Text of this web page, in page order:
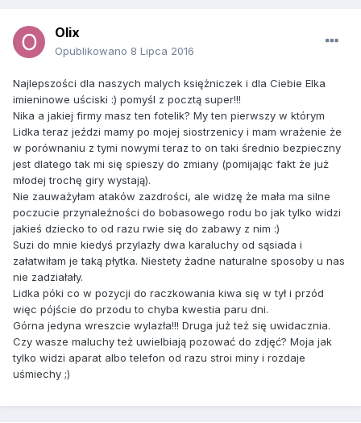
Olix
Opublikowano 8 Lipca 2016
Najlepszości dla naszych malych księżniczek i dla Ciebie Elka
imieninowe uściski :) pomyśl z pocztą super!!!
Nika a jakiej firmy masz ten fotelik? My ten pierwszy w którym
Lidka teraz jeździ mamy po mojej siostrzenicy i mam wrażenie że
w porównaniu z tymi nowymi teraz to on taki średnio bezpieczny
jest dlatego tak mi się spieszy do zmiany (pomijając fakt że już
młodej trochę giry wystają).
Nie zauważyłam ataków zazdrości, ale widzę że mała ma silne
poczucie przynależności do bobasowego rodu bo jak tylko widzi
jakieś dziecko to od razu rwie się do zabawy z nim :)
Suzi do mnie kiedyś przylazły dwa karaluchy od sąsiada i
załatwiłam je taką płytka. Niestety żadne naturalne sposoby u nas
nie zadziałały.
Lidka póki co w pozycji do raczkowania kiwa się w tył i przód
więc pójście do przodu to chyba kwestia paru dni.
Górna jedyna wreszcie wylazła!!! Druga już też się uwidacznia.
Czy wasze maluchy też uwielbiają pozować do zdjęć? Moja jak
tylko widzi aparat albo telefon od razu stroi miny i rozdaje
uśmiechy ;)